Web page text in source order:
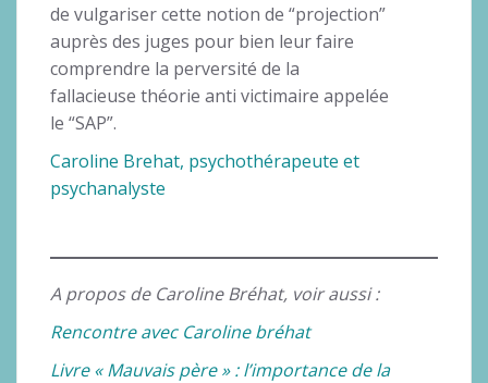
de vulgariser cette notion de “projection”
auprès des juges pour bien leur faire
comprendre la perversité de la
fallacieuse théorie anti victimaire appelée
le “SAP”.
Caroline Brehat, psychothérapeute et
psychanalyste
A propos de Caroline Bréhat, voir aussi :
Rencontre avec Caroline bréhat
Livre « Mauvais père » : l’importance de la